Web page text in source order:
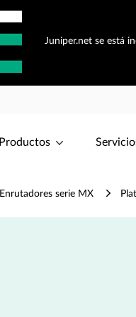
Juniper.net se está
Productos
Enrutadores serie MX